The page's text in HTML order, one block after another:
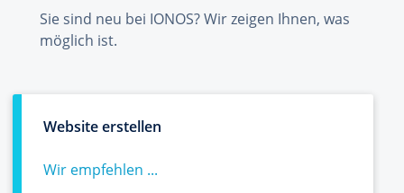
Sie sind neu bei IONOS? Wir zeigen Ihnen, was
möglich ist.
Website erstellen
Wir empfehlen ...